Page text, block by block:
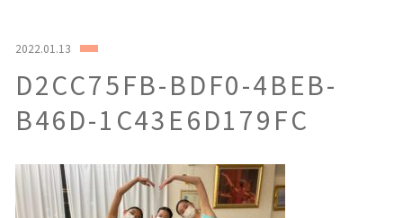
2022.01.13
D2CC75FB-BDF0-4BEB-
B46D-1C43E6D179FC